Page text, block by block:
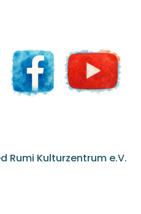
Rumi Kulturzentrum e.V.